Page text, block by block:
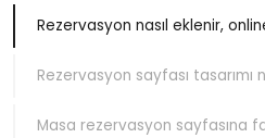
Rezervasyon nasıl eklenir,
Rezervasyon sayfası tasarımı
Masa rezervasyon sayfasına